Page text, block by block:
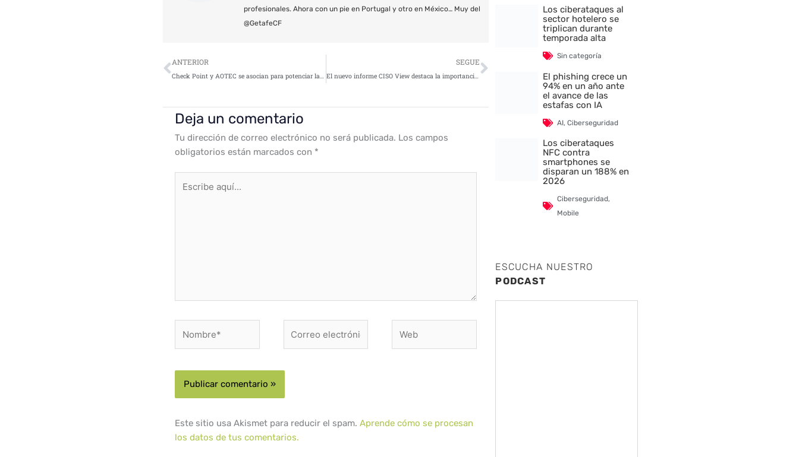
profesionales. Ahora con un pie en Portugal y otro en México… Muy del
@GetafeCF
Ant
ANTERIOR
Check Point y AOTEC se asocian para potenciar la ciberseguridad de las pymes en el sector Teleco
SEGUE
El nuevo informe CISO View destaca la importancia de reducir riesgos en la Automatización Robótica de Procesos
Siguiente
Deja un comentario
Tu dirección de correo electrónico no será publicada. Los campos
obligatorios están marcados con *
aquí...
electrónico*
Este sitio usa Akismet para reducir el spam.Aprende cómo se procesan
los datos de tus comentarios.
Los ciberataques al
sector hotelero se
triplican durante
temporada alta
Sin categoría
El phishing crece un
94% en un año ante
el avance de las
estafas con IA
AI,Ciberseguridad
Los ciberataques
NFC contra
smartphones se
disparan un 188% en
2026
Ciberseguridad,
Mobile
ESCUCHA NUESTRO
PODCAST